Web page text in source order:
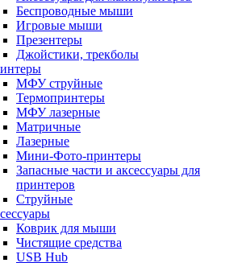
Беспроводные мыши
Игровые мыши
Презентеры
Джойстики, трекболы
МФУ струйные
Термопринтеры
МФУ лазерные
Матричные
Лазерные
Мини-Фото-принтеры
Запасные части и аксессуары для
принтеров
Струйные
Коврик для мыши
Чистящие средства
USB Hub